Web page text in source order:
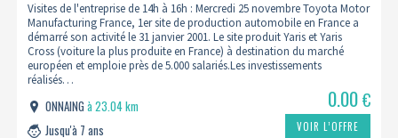
Visites de l'entreprise de 14h à 16h : Mercredi 25 novembre Toyota Motor
Manufacturing France, 1er site de production automobile en France a
démarré son activité le 31 janvier 2001. Le site produit Yaris et Yaris
Cross (voiture la plus produite en France) à destination du marché
européen et emploie près de 5.000 salariés.Les investissements
réalisés…
ONNAINGà 23.04 km
Jusqu'à 7 ans
0.00€
VOIR L’OFFRE